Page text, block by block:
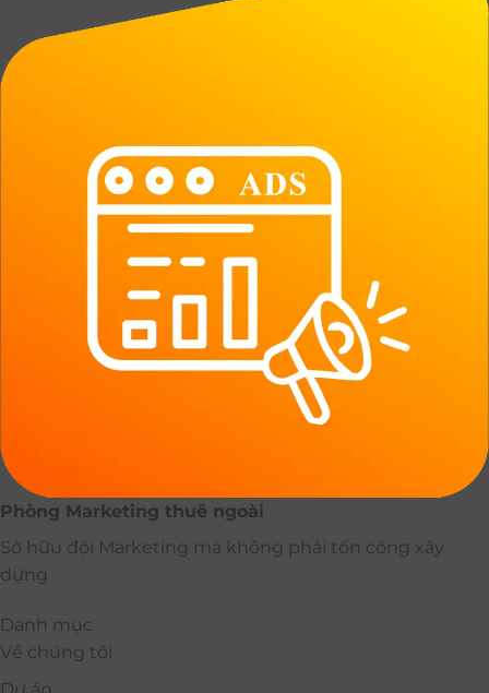
Phòng Marketing thuê ngoài
Sở hữu đội Marketing mà không phải tốn công xây
dựng
Danh mục
Về chúng tôi